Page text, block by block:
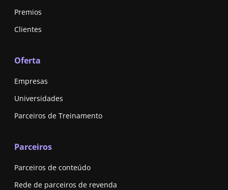
Premios
Clientes
Oferta
Empresas
Universidades
Parceiros de Treinamento
Parceiros
Parceiros de conteúdo
Rede de parceiros de revenda